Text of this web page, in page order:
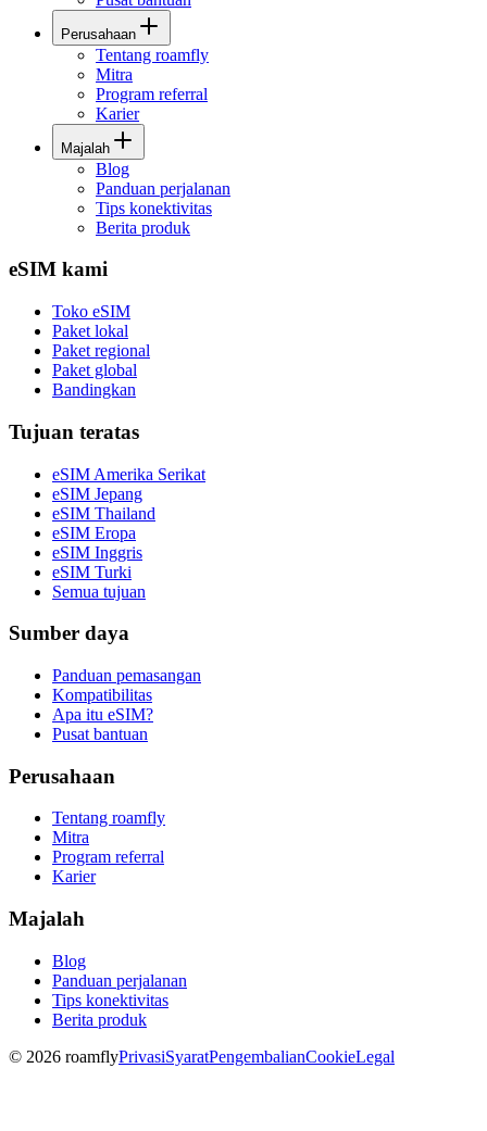
Perusahaan
Tentang roamfly
Mitra
Program referral
Karier
Majalah
Blog
Panduan perjalanan
Tips konektivitas
Berita produk
eSIM kami
Toko eSIM
Paket lokal
Paket regional
Paket global
Bandingkan
Tujuan teratas
eSIM Amerika Serikat
eSIM Jepang
eSIM Thailand
eSIM Eropa
eSIM Inggris
eSIM Turki
Semua tujuan
Sumber daya
Panduan pemasangan
Kompatibilitas
Apa itu eSIM?
Pusat bantuan
Perusahaan
Tentang roamfly
Mitra
Program referral
Karier
Majalah
Blog
Panduan perjalanan
Tips konektivitas
Berita produk
© 2026 roamflyPrivasiSyaratPengembalianCookieLegal